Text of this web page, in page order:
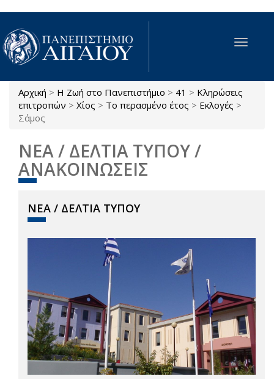
Παράκαμψη προς το κυρίως περιεχόμενο
Toggle
Είστε εδώ
Αρχική > Η Ζωή στο Πανεπιστήμιο > 41 > Κληρώσεις
επιτροπών > Χίος > Το περασμένο έτος > Εκλογές >
Σάμος
ΝΕΑ / ΔΕΛΤΙΑ ΤΥΠΟΥ /
ΑΝΑΚΟΙΝΩΣΕΙΣ
ΝΕΑ / ΔΕΛΤΙΑ ΤΥΠΟΥ